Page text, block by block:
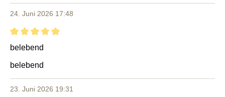
24. Juni 2026 17:48
Bewertung mit 5 von 5 Sternen
belebend
belebend
23. Juni 2026 19:31